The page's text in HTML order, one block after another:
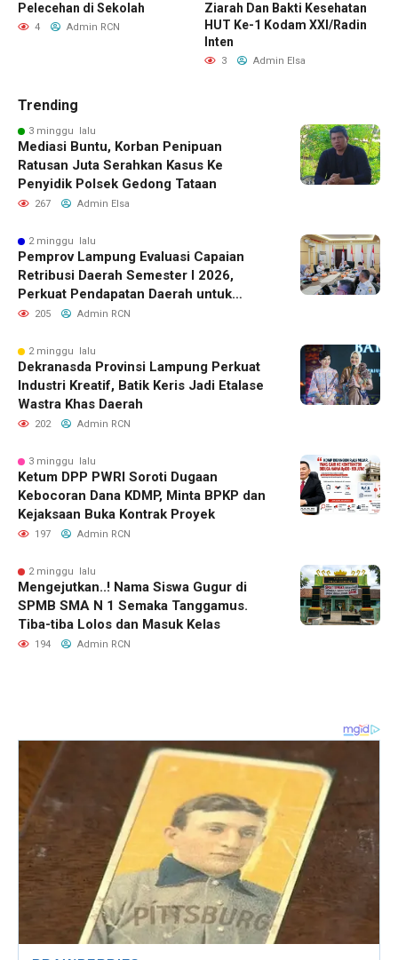
Pelecehan di Sekolah
4 Admin RCN
Ziarah Dan Bakti Kesehatan
HUT Ke-1 Kodam XXI/Radin
Inten
3 Admin Elsa
Trending
3 minggu lalu
Mediasi Buntu, Korban Penipuan
Ratusan Juta Serahkan Kasus Ke
Penyidik Polsek Gedong Tataan
267 Admin Elsa
2 minggu lalu
Pemprov Lampung Evaluasi Capaian
Retribusi Daerah Semester I 2026,
Perkuat Pendapatan Daerah untuk
Dukung Pembangunan
205 Admin RCN
2 minggu lalu
Dekranasda Provinsi Lampung Perkuat
Industri Kreatif, Batik Keris Jadi Etalase
Wastra Khas Daerah
202 Admin RCN
3 minggu lalu
Ketum DPP PWRI Soroti Dugaan
Kebocoran Dana KDMP, Minta BPKP dan
Kejaksaan Buka Kontrak Proyek
197 Admin RCN
2 minggu lalu
Mengejutkan..! Nama Siswa Gugur di
SPMB SMA N 1 Semaka Tanggamus.
Tiba-tiba Lolos dan Masuk Kelas
194 Admin RCN